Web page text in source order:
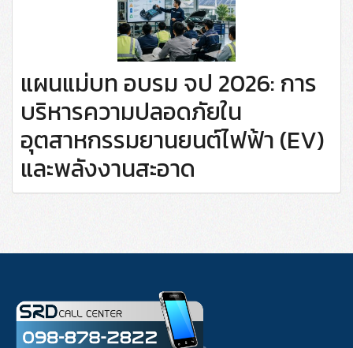
แผนแม่บท อบรม จป 2026: การ
บริหารความปลอดภัยใน
อุตสาหกรรมยานยนต์ไฟฟ้า (EV)
และพลังงานสะอาด